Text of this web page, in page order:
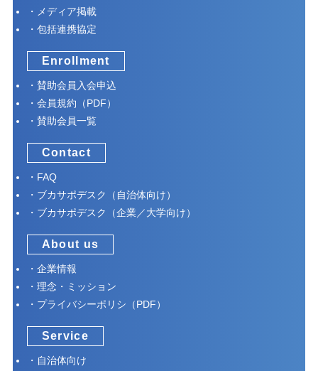
メディア掲載
包括連携協定
Enrollment
賛助会員入会申込
会員規約（PDF）
賛助会員一覧
Contact
FAQ
ブカサポデスク（自治体向け）
ブカサポデスク（企業／大学向け）
About us
企業情報
理念・ミッション
プライバシーポリシ（PDF）
Service
自治体向け